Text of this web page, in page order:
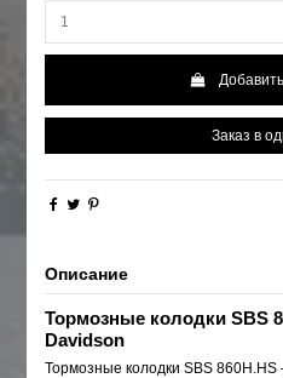
Заказ в
Описание
Тормозные колодки SBS
Davidson
Тормозные колодки SBS